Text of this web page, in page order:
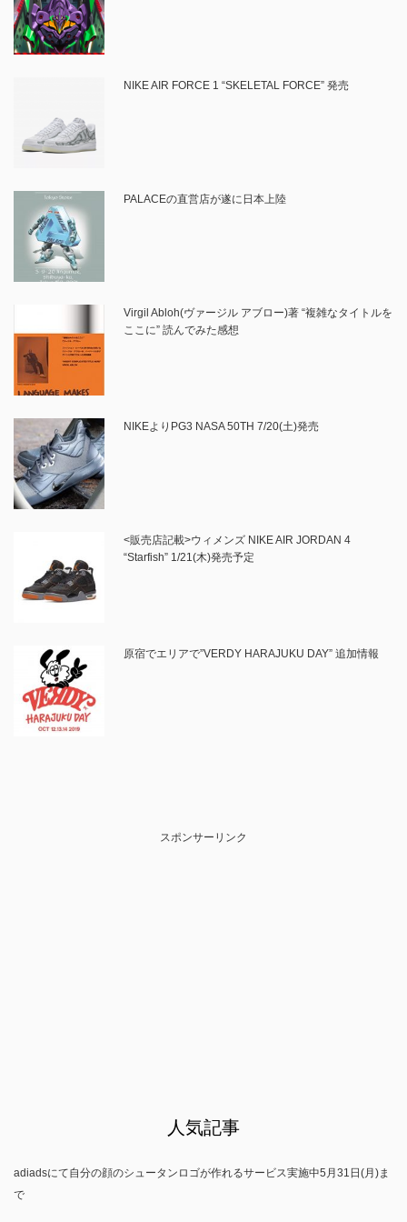
NIKE AIR FORCE 1 “SKELETAL FORCE” 発売
PALACEの直営店が遂に日本上陸
Virgil Abloh(ヴァージル アブロー)著 “複雑なタイトルを
ここに” 読んでみた感想
NIKEよりPG3 NASA 50TH 7/20(土)発売
<販売店記載>ウィメンズ NIKE AIR JORDAN 4
“Starfish” 1/21(木)発売予定
原宿でエリアで”VERDY HARAJUKU DAY” 追加情報
スポンサーリンク
人気記事
adiadsにて自分の顔のシュータンロゴが作れるサービス実施中5月31日(月)ま
で